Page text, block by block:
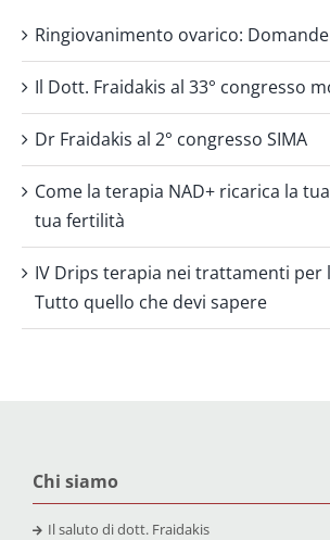
Ringiovanimento ovarico:
Il Dott. Fraidakis al 33° congresso
Dr Fraidakis al 2° congresso SIMA
Come la terapia NAD+ ricarica la
tua fertilità
IV Drips terapia nei trattamenti per
Tutto quello che devi sapere
Chi siamo
Il saluto di dott. Fraidakis